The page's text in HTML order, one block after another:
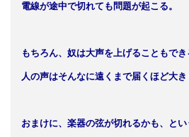
電線が途中で切れても問題が起こる。
もちろん、奴は大声を上げることもでき
人の声はそんなに遠くまで届くほど大き
おまけに、楽器の弦が切れるかも、とい